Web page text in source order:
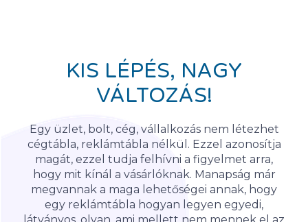
KIS LÉPÉS, NAGY
VÁLTOZÁS!
Egy üzlet, bolt, cég, vállalkozás nem létezhet
cégtábla, reklámtábla nélkül. Ezzel azonosítja
magát, ezzel tudja felhívni a figyelmet arra,
hogy mit kínál a vásárlóknak. Manapság már
megvannak a maga lehetőségei annak, hogy
egy reklámtábla hogyan legyen egyedi,
látványos, olyan, ami mellett nem mennek el az